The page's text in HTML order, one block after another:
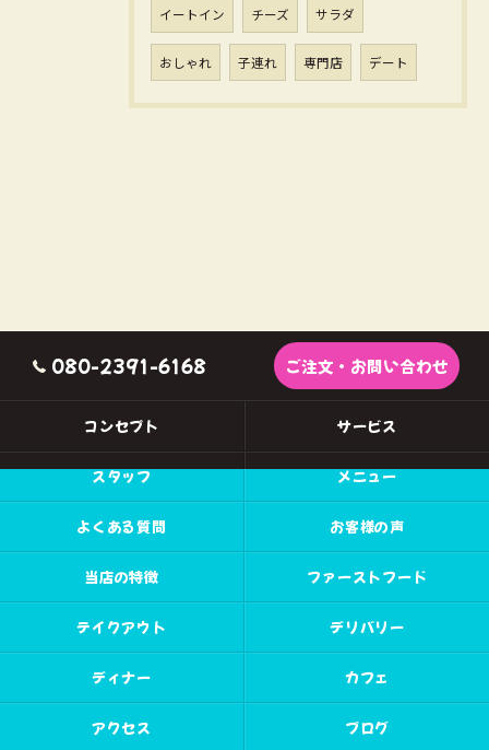
イートイン チーズ サラダ
おしゃれ 子連れ 専門店 デート
080-2391-6168 ご注文・お問い合わせ
コンセプト サービス
スタッフ メニュー
よくある質問 お客様の声
当店の特徴 ファーストフード
テイクアウト デリバリー
ディナー カフェ
アクセス ブログ